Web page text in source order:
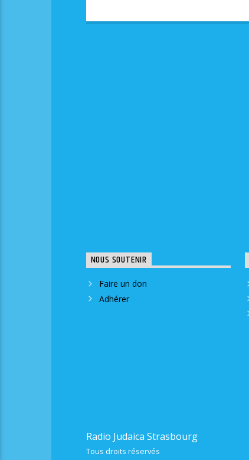
NOUS SOUTENIR
Faire un don
Adhérer
Radio Judaica Strasbourg
Tous droits réservés